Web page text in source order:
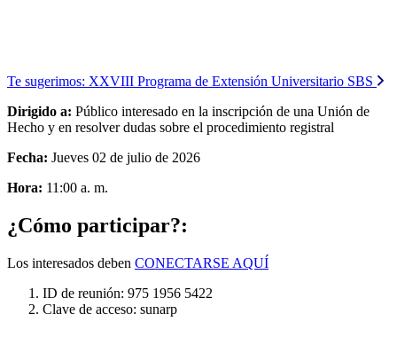
Te sugerimos: XXVIII Programa de Extensión Universitario SBS
Dirigido a: Público interesado en la inscripción de una Unión de
Hecho y en resolver dudas sobre el procedimiento registral
Fecha: Jueves 02 de julio de 2026
Hora: 11:00 a. m.
¿Cómo participar?:
Los interesados deben CONECTARSE AQUÍ
ID de reunión: 975 1956 5422
Clave de acceso: sunarp